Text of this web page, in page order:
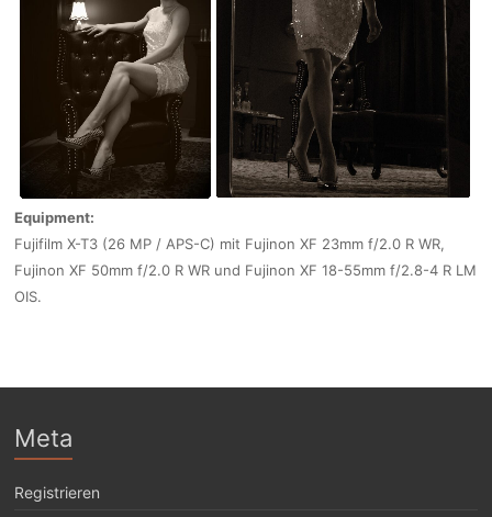
Equipment:
Fujifilm X-T3 (26 MP / APS-C) mit Fujinon XF 23mm f/2.0 R WR,
Fujinon XF 50mm f/2.0 R WR und Fujinon XF 18-55mm f/2.8-4 R LM
OIS.
Meta
Registrieren